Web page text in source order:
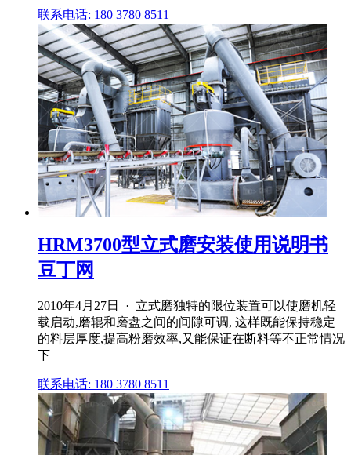
联系电话: 180 3780 8511
HRM3700型立式磨安装使用说明书
豆丁网
2010年4月27日 · 立式磨独特的限位装置可以使磨机轻
载启动,磨辊和磨盘之间的间隙可调, 这样既能保持稳定
的料层厚度,提高粉磨效率,又能保证在断料等不正常情况
下
联系电话: 180 3780 8511